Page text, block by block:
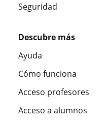
Seguridad
Descubre más
Ayuda
Cómo funciona
Acceso profesores
Acceso a alumnos